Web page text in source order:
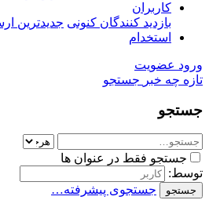
کاربران
بازدید کنندگان کنونی جدیدترین
استخدام
ورود عضویت
تازه چه خبر جستجو
جستجو
جستجو فقط در عنوان ها
توسط:
جستجو جستجوی پیشرفته…